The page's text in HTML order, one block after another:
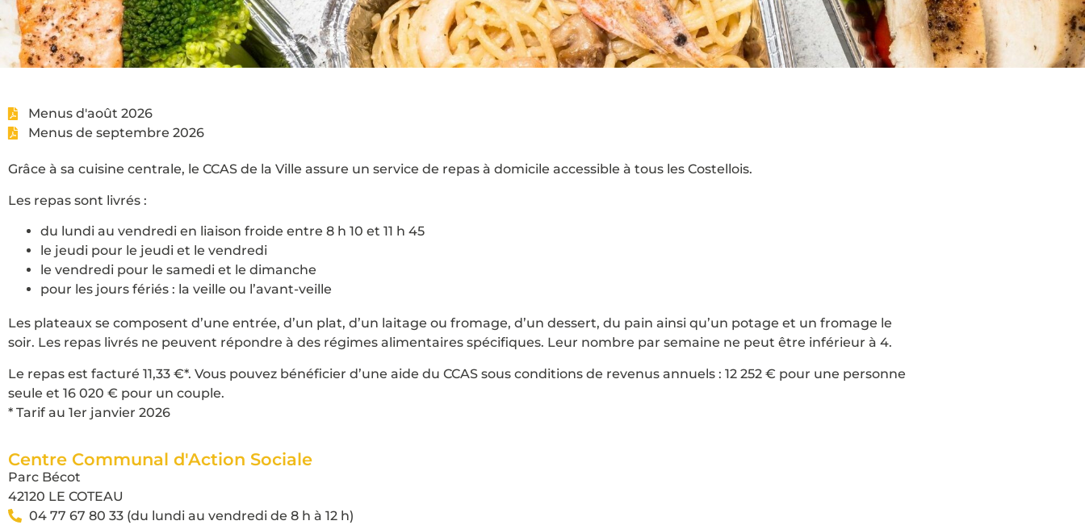
Menus d'août 2026
Menus de septembre 2026
Grâce à sa cuisine centrale, le CCAS de la Ville assure un service de repas à domicile accessible à tous les Costellois.
Les repas sont livrés :
du lundi au vendredi en liaison froide entre 8 h 10 et 11 h 45
le jeudi pour le jeudi et le vendredi
le vendredi pour le samedi et le dimanche
pour les jours fériés : la veille ou l’avant-veille
Les plateaux se composent d’une entrée, d’un plat, d’un laitage ou fromage, d’un dessert, du pain ainsi qu’un potage et un fromage le
soir. Les repas livrés ne peuvent répondre à des régimes alimentaires spécifiques. Leur nombre par semaine ne peut être inférieur à 4.
Le repas est facturé 11,33 €*. Vous pouvez bénéficier d’une aide du CCAS sous conditions de revenus annuels : 12 252 € pour une personne
seule et 16 020 € pour un couple.
* Tarif au 1er janvier 2026
Centre Communal d'Action Sociale
Parc Bécot
42120 LE COTEAU
04 77 67 80 33 (du lundi au vendredi de 8 h à 12 h)